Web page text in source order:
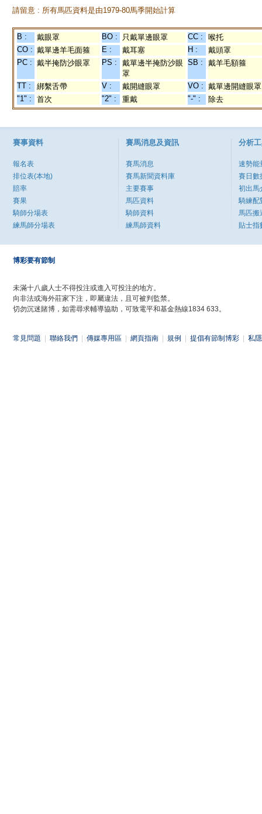
請留意 : 所有馬匹資料是由1979-80馬季開始計算
B : 戴眼罩 BO : 只戴單邊眼罩 CC :
喉托
CO : 戴單邊羊毛面箍 E : 戴耳塞 H :
戴頭罩
PC : 戴半掩防沙眼罩 PS :
戴單邊半掩防沙眼
罩
SB : 戴羊毛額箍
TT : 綁繫舌帶 V : 戴開縫眼罩 VO : 戴單邊開縫眼罩
"1" :
首次 "2" : 重戴 "-" : 除去
賽事資料
報名表
排位表(本地)
賠率
賽果
騎師分場表
練馬師分場表
賽馬消息及資訊
賽馬消息
賽馬新聞資料庫
主要賽事
馬匹資料
騎師資料
練馬師資料
分析
速勢能
賽日數
初出馬
騎練配
馬匹搬
貼士指
博彩要有節制
未滿十八歲人士不得投注或進入可投注的地方。
向非法或海外莊家下注，即屬違法，且可被判監禁。
切勿沉迷賭博，如需尋求輔導協助，可致電平和基金熱線1834 633。
常見問題 聯絡我們 傳媒專用區 網頁指南 規例 提倡有節制博彩 私